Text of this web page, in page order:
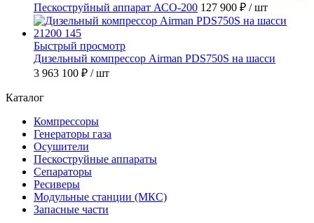
Пескоструйный аппарат АСО-200 127 900 ₽ / шт
Быстрый просмотр
Дизельный компрессор Airman PDS750S на шасси
3 963 100 ₽ / шт
Каталог
Компрессоры
Генераторы газа
Осушители
Пескоструйные аппараты
Сепараторы
Ресиверы
Модульные станции (МКС)
Запасные части